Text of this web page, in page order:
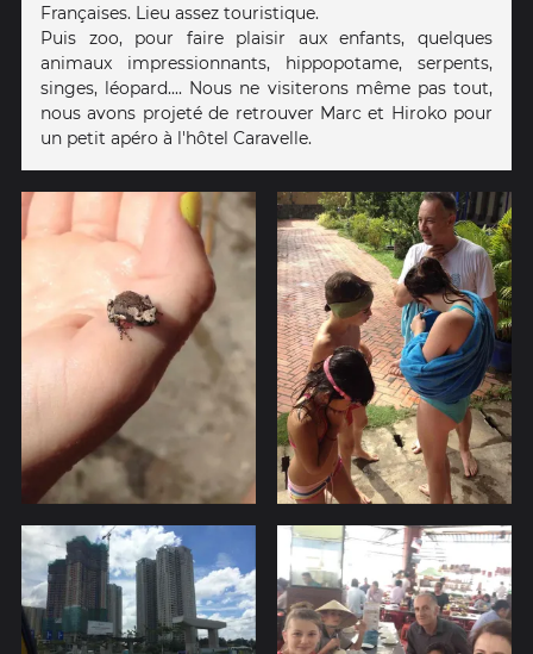
Françaises. Lieu assez touristique.
Puis zoo, pour faire plaisir aux enfants, quelques
animaux impressionnants, hippopotame, serpents,
singes, léopard.... Nous ne visiterons même pas tout,
nous avons projeté de retrouver Marc et Hiroko pour
un petit apéro à l'hôtel Caravelle.